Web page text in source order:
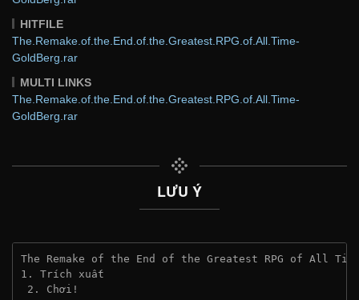
HITFILE
The.Remake.of.the.End.of.the.Greatest.RPG.of.All.Time-
GoldBerg.rar
MULTI LINKS
The.Remake.of.the.End.of.the.Greatest.RPG.of.All.Time-
GoldBerg.rar
LƯU Ý
The Remake of the End of the Greatest RPG of All
1. Trích xuất
2. Chơi!